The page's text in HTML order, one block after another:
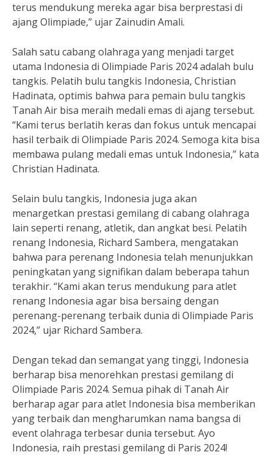
terus mendukung mereka agar bisa berprestasi di
ajang Olimpiade,” ujar Zainudin Amali.
Salah satu cabang olahraga yang menjadi target
utama Indonesia di Olimpiade Paris 2024 adalah bulu
tangkis. Pelatih bulu tangkis Indonesia, Christian
Hadinata, optimis bahwa para pemain bulu tangkis
Tanah Air bisa meraih medali emas di ajang tersebut.
“Kami terus berlatih keras dan fokus untuk mencapai
hasil terbaik di Olimpiade Paris 2024. Semoga kita bisa
membawa pulang medali emas untuk Indonesia,” kata
Christian Hadinata.
Selain bulu tangkis, Indonesia juga akan
menargetkan prestasi gemilang di cabang olahraga
lain seperti renang, atletik, dan angkat besi. Pelatih
renang Indonesia, Richard Sambera, mengatakan
bahwa para perenang Indonesia telah menunjukkan
peningkatan yang signifikan dalam beberapa tahun
terakhir. “Kami akan terus mendukung para atlet
renang Indonesia agar bisa bersaing dengan
perenang-perenang terbaik dunia di Olimpiade Paris
2024,” ujar Richard Sambera.
Dengan tekad dan semangat yang tinggi, Indonesia
berharap bisa menorehkan prestasi gemilang di
Olimpiade Paris 2024. Semua pihak di Tanah Air
berharap agar para atlet Indonesia bisa memberikan
yang terbaik dan mengharumkan nama bangsa di
event olahraga terbesar dunia tersebut. Ayo
Indonesia, raih prestasi gemilang di Paris 2024!